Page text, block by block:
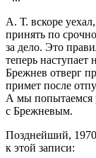
А. Т. вскоре
принять по
за дело. Это
теперь
Брежнев отверг
примет после
А мы попытаемся
с Брежневым.
Позднейший,
к этой записи: